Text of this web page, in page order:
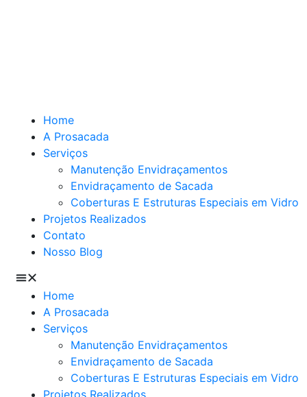
Home
A Prosacada
Serviços
Manutenção Envidraçamentos
Envidraçamento de Sacada
Coberturas E Estruturas Especiais em Vidro
Projetos Realizados
Contato
Nosso Blog
Home
A Prosacada
Serviços
Manutenção Envidraçamentos
Envidraçamento de Sacada
Coberturas E Estruturas Especiais em Vidro
Projetos Realizados